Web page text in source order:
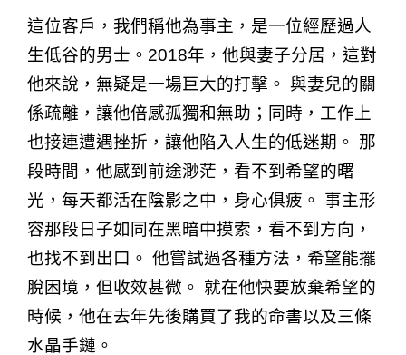
這位客戶，我們稱他為事主，是一位經歷過人
生低谷的男士。2018年，他與妻子分居，這對
他來說，無疑是一場巨大的打擊。 與妻兒的關
係疏離，讓他倍感孤獨和無助；同時，工作上
也接連遭遇挫折，讓他陷入人生的低迷期。 那
段時間，他感到前途渺茫，看不到希望的曙
光，每天都活在陰影之中，身心俱疲。 事主形
容那段日子如同在黑暗中摸索，看不到方向，
也找不到出口。 他嘗試過各種方法，希望能擺
脫困境，但收效甚微。 就在他快要放棄希望的
時候，他在去年先後購買了我的命書以及三條
水晶手鏈。